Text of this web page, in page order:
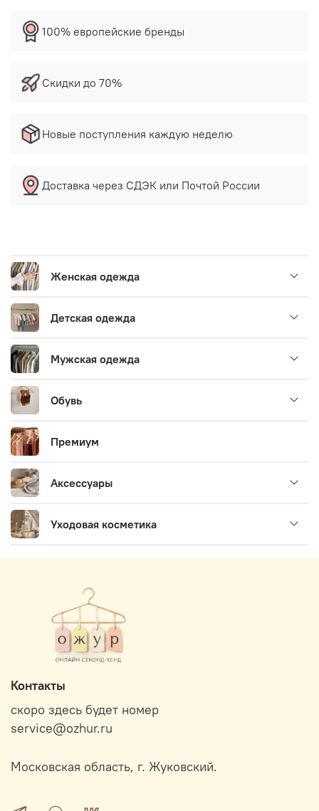
100% европейские бренды
Скидки до 70%
Новые поступления каждую неделю
Доставка через СДЭК или Почтой России
Женская одежда
Детская одежда
Мужская одежда
Обувь
Премиум
Аксессуары
Уходовая косметика
Контакты
скоро здесь будет номер
service@ozhur.ru
Московская область, г. Жуковский.